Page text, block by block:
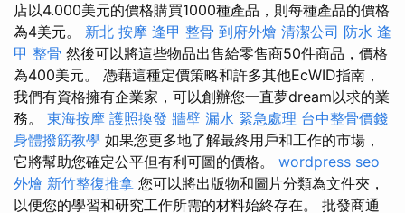
店以4.000美元的價格購買1000種產品，則每種產品的價格
為4美元。 新北 按摩 逢甲 整骨 到府外燴 清潔公司 防水 逢
甲 整骨 然後可以將這些物品出售給零售商50件商品，價格
為400美元。 憑藉這種定價策略和許多其他EcWID指南，
我們有資格擁有企業家，可以創辦您一直夢dream以求的業
務。 東海按摩 護照換發 牆壁 漏水 緊急處理 台中整骨價錢
身體撥筋教學 如果您更多地了解最終用戶和工作的市場，
它將幫助您確定公平但有利可圖的價格。 wordpress seo
外燴 新竹整復推拿 您可以將出版物和圖片分類為文件夾，
以便您的學習和研究工作所需的材料始終存在。 批發商通